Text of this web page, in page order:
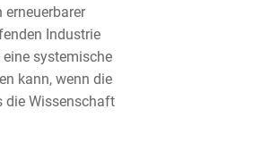
erneuerbarer
Industrie
systemische
kann, wenn die
die Wissenschaft